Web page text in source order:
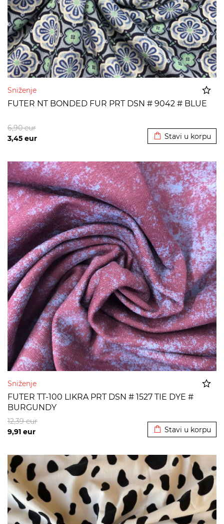
Sniženje
FUTER NT BONDED FUR PRT DSN # 9042 # BLUE
3,45 eur
6,90eur
Stavi u korpu
Sniženje
FUTER TT-100 LIKRA PRT DSN # 1527 TIE DYE #
BURGUNDY
9,91 eur
12,39eur
Stavi u korpu